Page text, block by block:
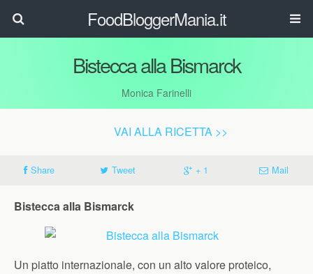
FoodBloggerMania.it
Bistecca alla Bismarck
Monica Farinelli
VAI ALLA RICETTA >>
Share Tweet + 1 Mail
Bistecca alla Bismarck
Un piatto internazionale, con un alto valore proteico,